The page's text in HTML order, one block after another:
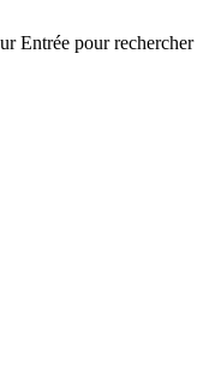
Entrée pour rechercher